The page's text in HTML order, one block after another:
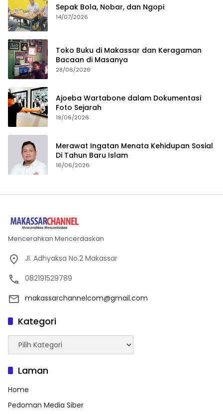
Sepak Bola, Nobar, dan Ngopi
14/07/2026
Toko Buku di Makassar dan Keragaman
Bacaan di Masanya
28/06/2026
Ajoeba Wartabone dalam Dokumentasi
Foto Sejarah
19/06/2026
Merawat Ingatan Menata Kehidupan Sosial
Di Tahun Baru Islam
16/06/2026
Mencerahkan Mencerdaskan
Jl. Adhyaksa No.2 Makassar
082191529789
makassarchannelcom@gmail.com
Kategori
Kategori
Laman
Home
Pedoman Media Siber